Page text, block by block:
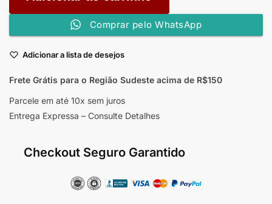
Comprar pelo WhatsApp
Adicionar a lista de desejos
Frete Grátis para o Região Sudeste acima de R$150
Parcele em até 10x sem juros
Entrega Expressa – Consulte Detalhes
Checkout Seguro Garantido